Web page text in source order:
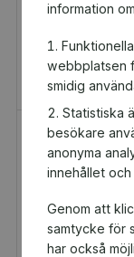
information
webbplatsen
smidig
Statistiska
besökare
anonyma
innehållet
Genom att
samtycke för
har också
H&M
Presentkort
Du och Flens
kr tillbaka